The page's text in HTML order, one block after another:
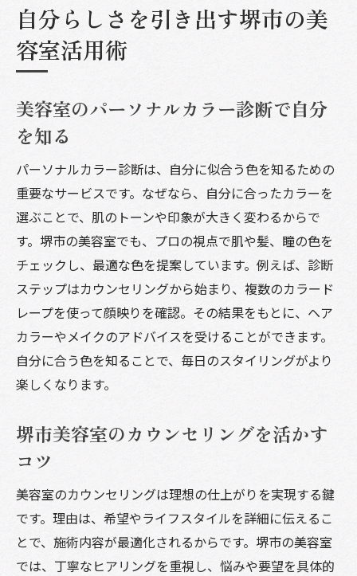
自分らしさを引き出す堺市の美
容室活用術
美容室のパーソナルカラー診断で自分
を知る
パーソナルカラー診断は、自分に似合う色を知るための
重要なサービスです。なぜなら、自分に合ったカラーを
選ぶことで、肌のトーンや印象が大きく変わるからで
す。堺市の美容室でも、プロの視点で肌や髪、瞳の色を
チェックし、最適な色を提案しています。例えば、診断
ステップはカウンセリングから始まり、複数のカラード
レープを使って顔映りを確認。その結果をもとに、ヘア
カラーやメイクのアドバイスを受けることができます。
自分に合う色を知ることで、毎日のスタイリングがより
楽しくなります。
堺市美容室のカウンセリングを活かす
コツ
美容室のカウンセリングは理想の仕上がりを実現する鍵
です。理由は、希望やライフスタイルを詳細に伝えるこ
とで、施術内容が最適化されるからです。堺市の美容室
では、丁寧なヒアリングを重視し、悩みや要望を具体的